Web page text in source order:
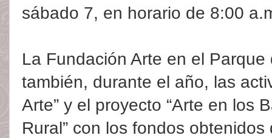
sábado 7, en horario de 8:00
La Fundación Arte en el
también, durante el año, las
Arte” y el proyecto “Arte en los
Rural” con los fondos